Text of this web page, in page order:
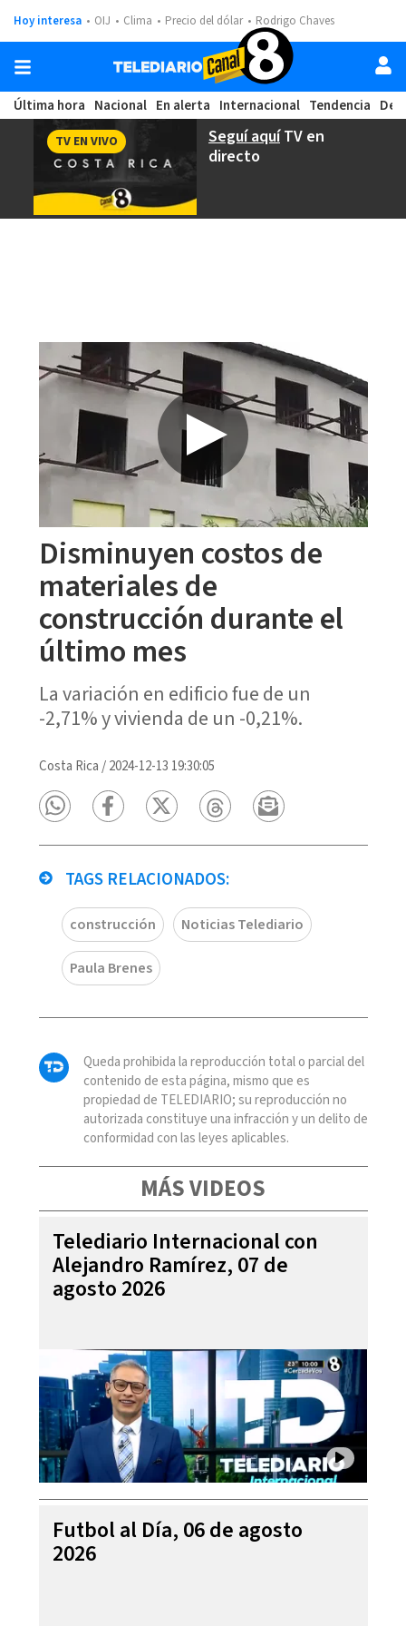
Hoy interesa OIJ Clima Precio del dólar Rodrigo Chaves
Última hora Nacional En alerta Internacional Tendencia
Seguí aquíTV en
directo
TV EN VIVO
Disminuyen costos de
materiales de
construcción durante el
último mes
La variación en edificio fue de un
-2,71% y vivienda de un -0,21%.
Costa Rica /2024-12-13 19:30:05
TAGS RELACIONADOS:
construcción Noticias Telediario
Paula Brenes
Queda prohibida la reproducción total o parcial del
contenido de esta página, mismo que es
propiedad de TELEDIARIO; su reproducción no
autorizada constituye una infracción y un delito de
conformidad con las leyes aplicables.
MÁS VIDEOS
Telediario Internacional con
Alejandro Ramírez, 07 de
agosto 2026
Futbol al Día, 06 de agosto
2026